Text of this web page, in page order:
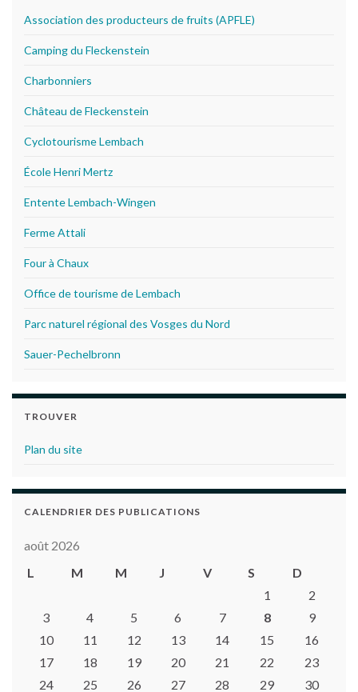
Association des producteurs de fruits (APFLE)
Camping du Fleckenstein
Charbonniers
Château de Fleckenstein
Cyclotourisme Lembach
École Henri Mertz
Entente Lembach-Wingen
Ferme Attali
Four à Chaux
Office de tourisme de Lembach
Parc naturel régional des Vosges du Nord
Sauer-Pechelbronn
TROUVER
Plan du site
CALENDRIER DES PUBLICATIONS
août 2026
L
M M J V S
D
1
2
3
4 5 6 7 8
9
10
11 12 13 14 15
16
17
18 19 20 21 22
23
24
25 26 27 28 29 30